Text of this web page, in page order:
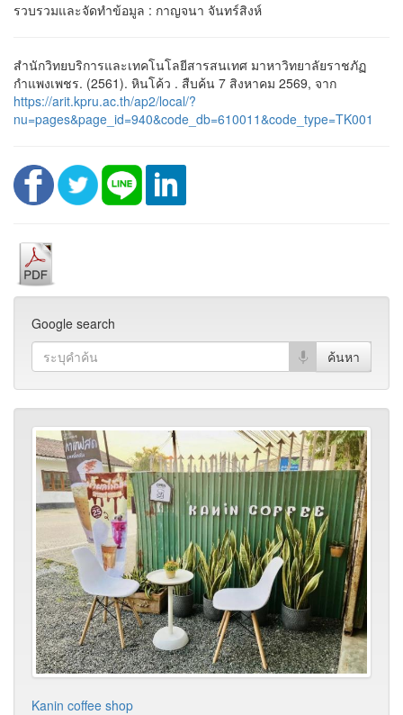
รวบรวมและจัดทำข้อมูล : กาญจนา จันทร์สิงห์
สำนักวิทยบริการและเทคโนโลยีสารสนเทศ มาหาวิทยาลัยราชภัฏ
กำแพงเพชร. (2561). หินโค้ว . สืบค้น 7 สิงหาคม 2569, จาก
https://arit.kpru.ac.th/ap2/local/?
nu=pages&page_id=940&code_db=610011&code_type=TK001
Google search
Kanin coffee shop